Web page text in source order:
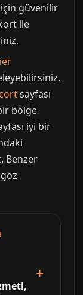
güvenilir
ile
sayfası
bölge
iyi bir
Benzer